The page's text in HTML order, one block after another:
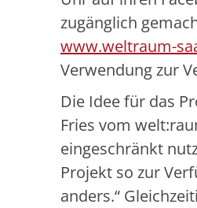
zugänglich
www.weltraum-
Verwendung zur
Die Idee für das
Fries vom
eingeschränkt
Projekt so zur
anders.“